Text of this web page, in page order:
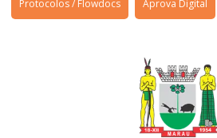
Protocolos / Flowdocs Aprova Digital